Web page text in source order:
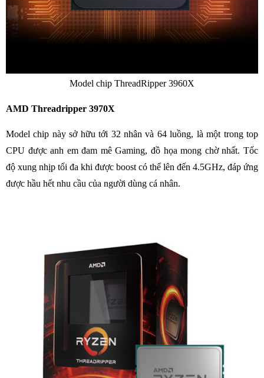
Model chip ThreadRipper 3960X
AMD Threadripper 3970X
Model chip này sở hữu tới 32 nhân và 64 luồng, là một trong top
CPU được anh em đam mê Gaming, đồ họa mong chờ nhất. Tốc
độ xung nhịp tối đa khi được boost có thể lên đến 4.5GHz, đáp ứng
được hầu hết nhu cầu của người dùng cá nhân.